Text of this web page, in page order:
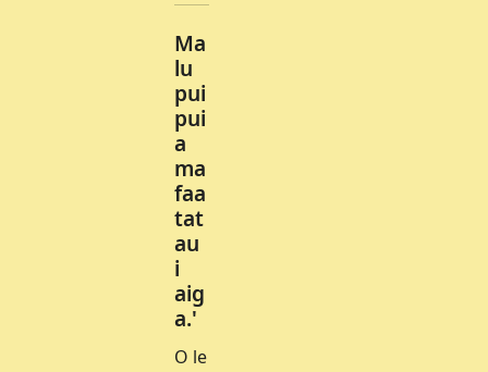
Ma
lu
pui
pui
a
ma
faa
tat
au
i
aig
a.'
O le